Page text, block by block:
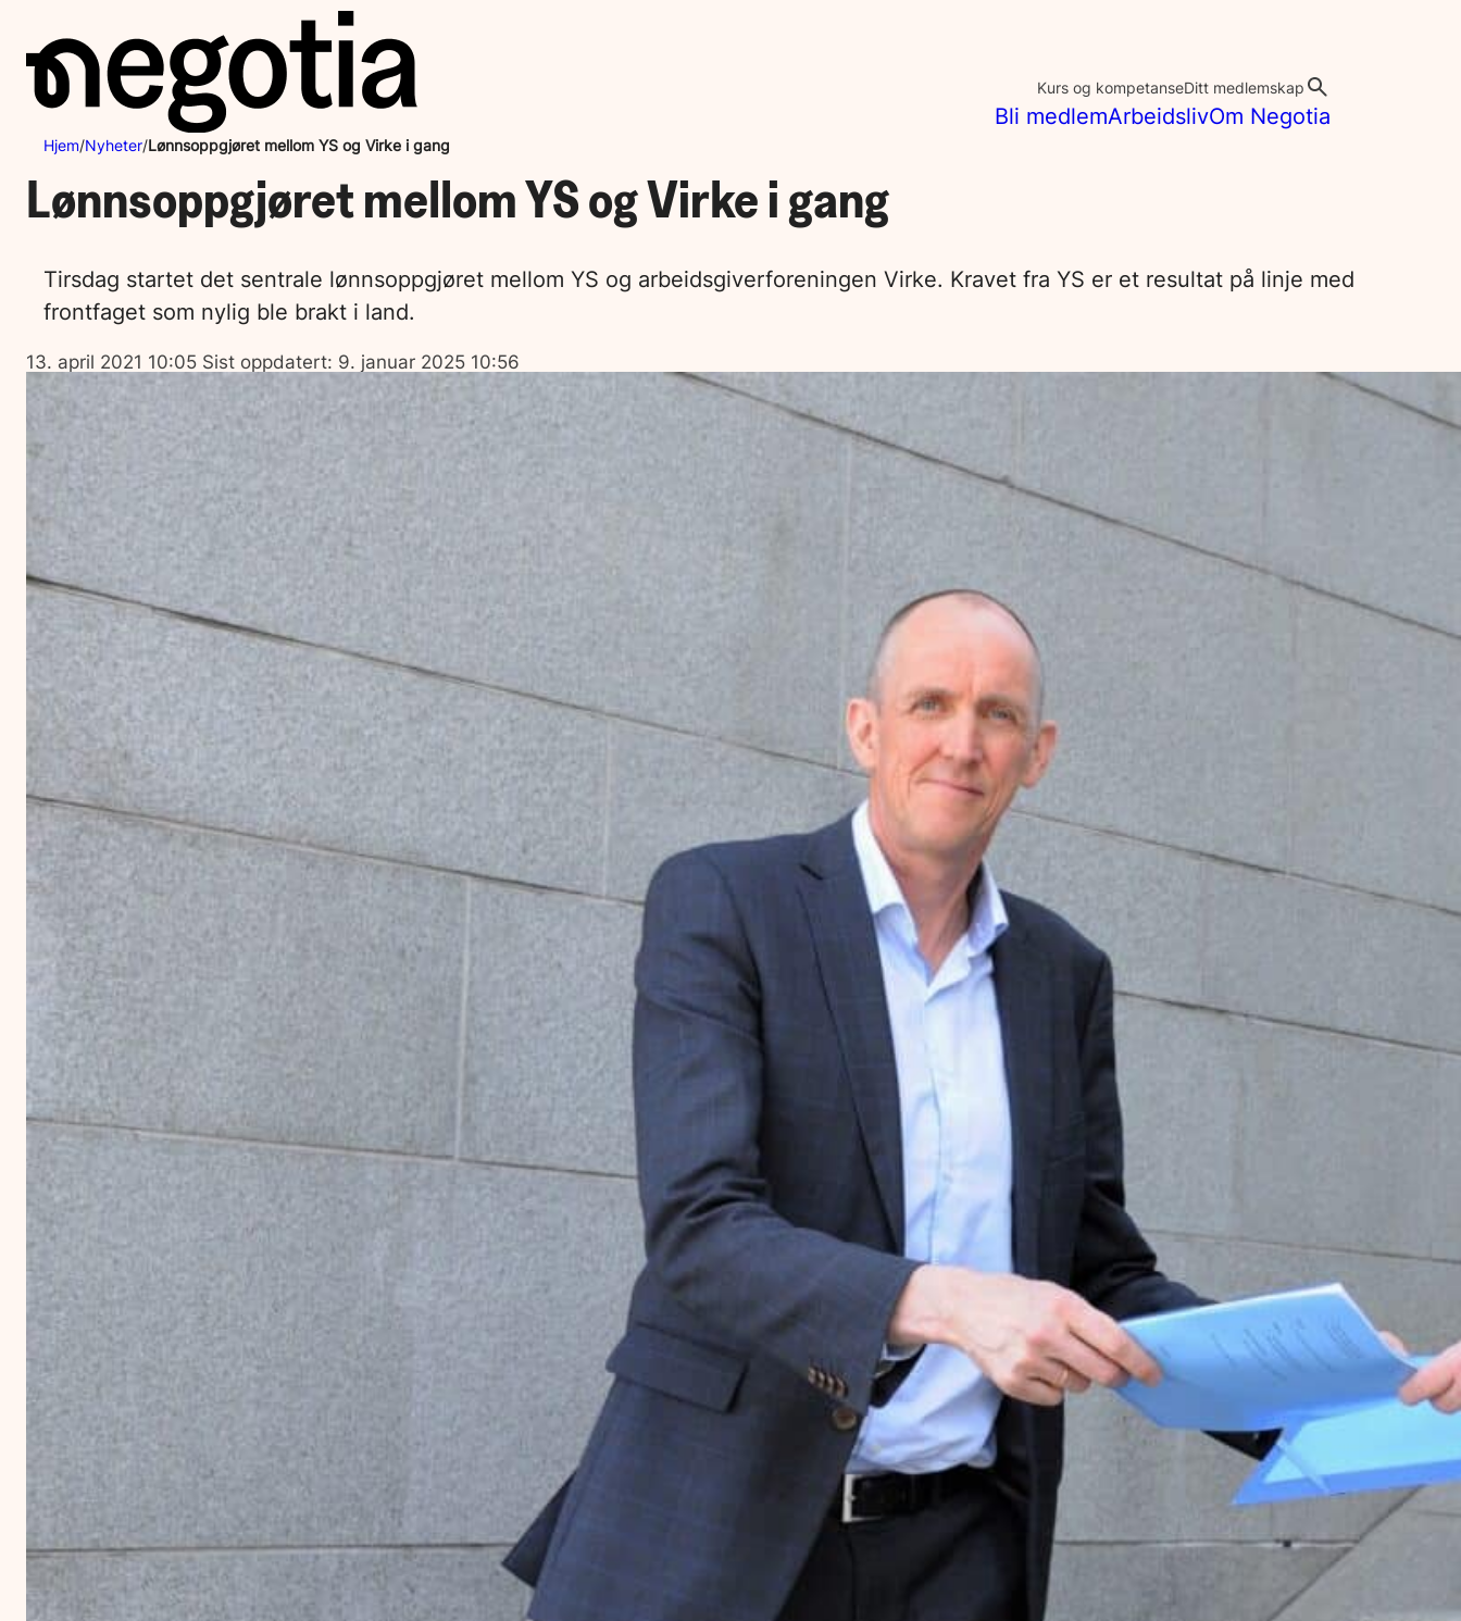
innhold
Bli medlemArbeidslivOm Negotia
Kurs og kompetanseDitt medlemskap
Hjem/Nyheter/Lønnsoppgjøret mellom YS og Virke i gang
Lønnsoppgjøret mellom YS og Virke i gang
Tirsdag startet det sentrale lønnsoppgjøret mellom YS og arbeidsgiverforeningen Virke. Kravet fra YS er et resultat på linje med
frontfaget som nylig ble brakt i land.
Lagt
ut
på
13. april 2021 10:05 Sist oppdatert: 9. januar 2025 10:56